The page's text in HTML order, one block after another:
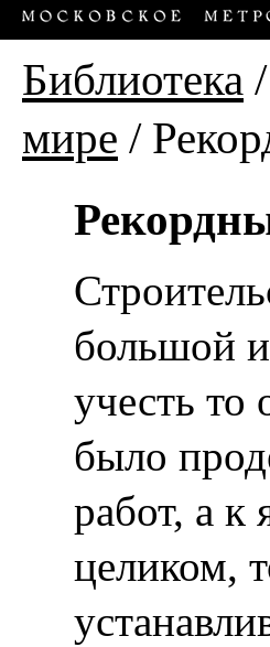
Библиотека /
мире /
большой
учесть то
было
работ, а
целиком,